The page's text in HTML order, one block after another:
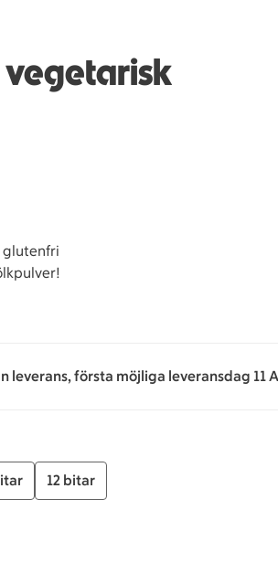
glutenfri
leverans, första möjliga leveransdag 11
12 bitar